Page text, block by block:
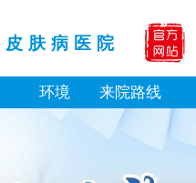
肤病医院
环境 来院路线